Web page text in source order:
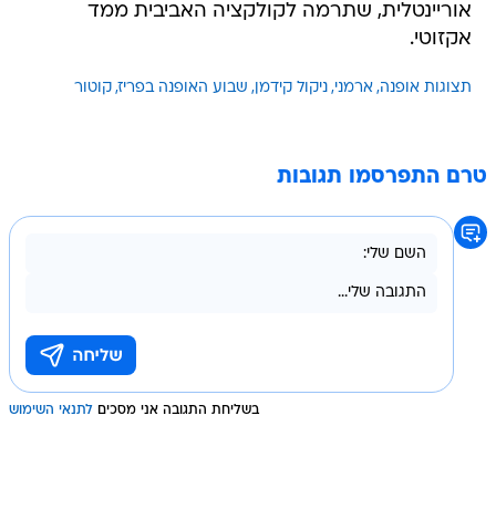
אוריינטלית, שתרמה לקולקציה האביבית ממד
אקזוטי.
תצוגות אופנה ארמני ניקול קידמן שבוע האופנה בפריז קוטור
טרם התפרסמו תגובות
בשליחת התגובה אני מסכים לתנאי השימוש